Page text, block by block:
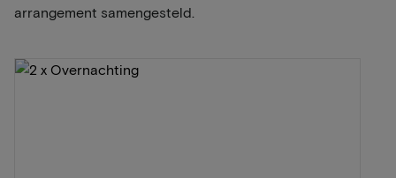
arrangement samengesteld.